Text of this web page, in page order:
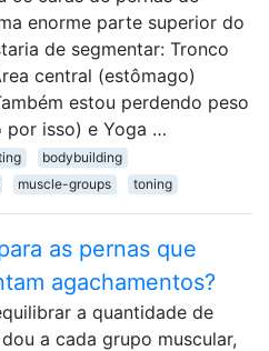
enorme parte superior do
de segmentar: Tronco
central (estômago)
estou perdendo peso
por isso) e Yoga …
bodybuilding
muscle-groups toning
as pernas que
agachamentos?
a quantidade de
a cada grupo muscular,